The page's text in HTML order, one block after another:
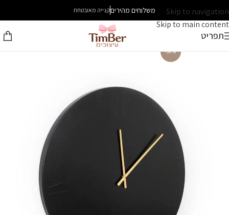
Skip to navigation
Skip to main content
משלוחים מהיריםקנייה מאובטחת
תפריט
-30%